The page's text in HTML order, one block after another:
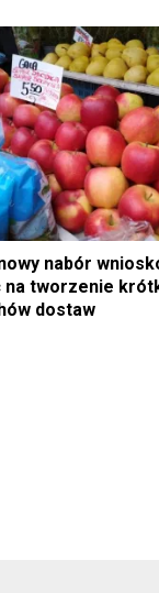
nabór
na tworzenie
dostaw